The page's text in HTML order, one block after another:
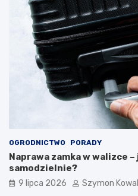
OGRODNICTWO PORADY
Naprawa zamka w walizce
samodzielnie?
9 lipca 2026 Szymon